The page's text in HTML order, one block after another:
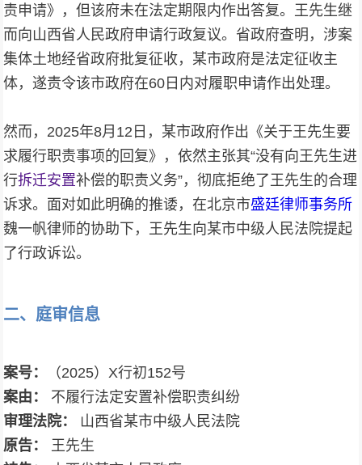
责申请》，但该府未在法定期限内作出答复。王先生继
而向山西省人民政府申请行政复议。省政府查明，涉案
集体土地经省政府批复征收，某市政府是法定征收主
体，遂责令该市政府在60日内对履职申请作出处理。
然而，2025年8月12日，某市政府作出《关于王先生要
求履行职责事项的回复》，依然主张其“没有向王先生进
行拆迁安置补偿的职责义务”，彻底拒绝了王先生的合理
诉求。面对如此明确的推诿，在北京市盛廷律师事务所
魏一帆律师的协助下，王先生向某市中级人民法院提起
了行政诉讼。
二、庭审信息
案号：
（2025）X行初152号
案由：
不履行法定安置补偿职责纠纷
审理法院：
山西省某市中级人民法院
原告：
王先生